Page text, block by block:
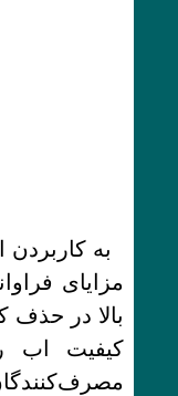
به
مزایای
بالا در حذف
کیفیت اب